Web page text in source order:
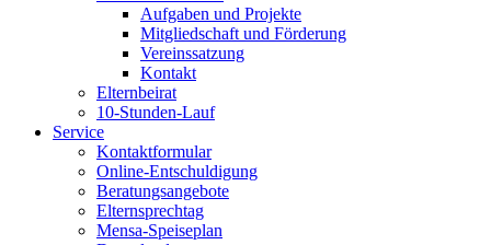
Aufgaben und Projekte
Mitgliedschaft und Förderung
Vereinssatzung
Kontakt
Elternbeirat
10-Stunden-Lauf
Service
Kontaktformular
Online-Entschuldigung
Beratungsangebote
Elternsprechtag
Mensa-Speiseplan